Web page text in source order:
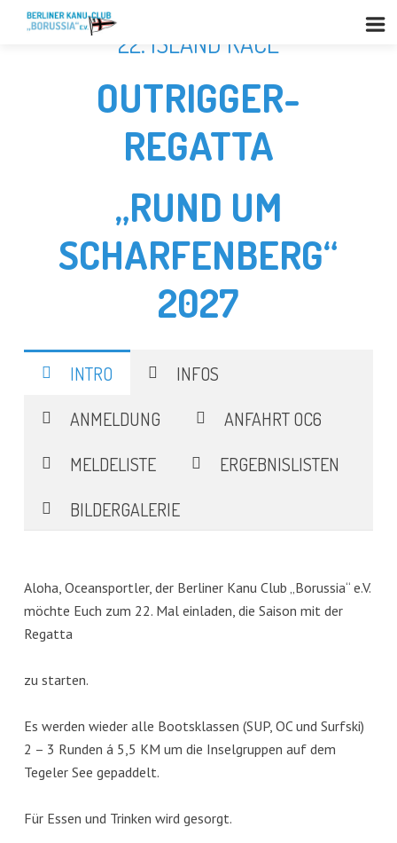
22. ISLAND RACE
OUTRIGGER-
REGATTA
„RUND UM
SCHARFENBERG“
2027
INTRO
INFOS
ANMELDUNG
ANFAHRT OC6
MELDELISTE
ERGEBNISLISTEN
BILDERGALERIE
Aloha, Oceansportler, der Berliner Kanu Club „Borussia“ e.V.
möchte Euch zum 22. Mal einladen, die Saison mit der
Regatta
zu starten.
Es werden wieder alle Bootsklassen (SUP, OC und Surfski)
2 – 3 Runden á 5,5 KM um die Inselgruppen auf dem
Tegeler See gepaddelt.
Für Essen und Trinken wird gesorgt.